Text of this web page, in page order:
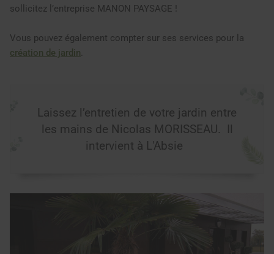
sollicitez l’entreprise MANON PAYSAGE !
Vous pouvez également compter sur ses services pour la
création de jardin
Laissez l’entretien de votre jardin entre
les mains de Nicolas MORISSEAU. Il
intervient à L'Absie